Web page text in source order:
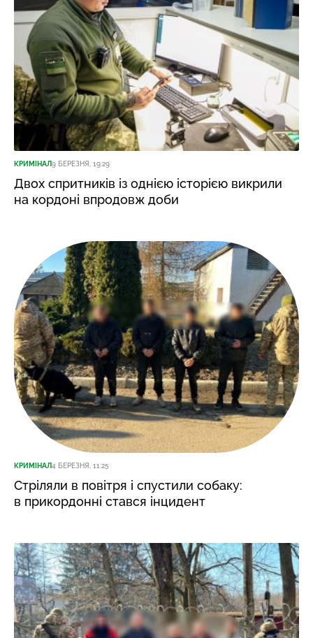
КРИМІНАЛ9 БЕРЕЗНЯ, 19:29
Двох спритників із однією історією викрили
на кордоні впродовж доби
КРИМІНАЛ4 БЕРЕЗНЯ, 11:25
Стріляли в повітря і спустили собаку:
в прикордонні стався інцидент